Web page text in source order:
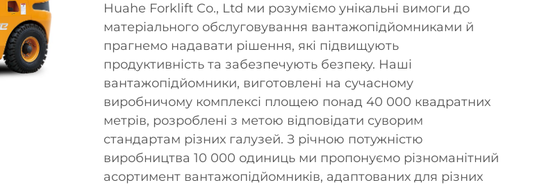
Huahe Forklift Co., Ltd ми розуміємо унікальні вимоги до
матеріального обслуговування вантажопідйомниками й
прагнемо надавати рішення, які підвищують
продуктивність та забезпечують безпеку. Наші
вантажопідйомники, виготовлені на сучасному
виробничому комплексі площею понад 40 000 квадратних
метрів, розроблені з метою відповідати суворим
стандартам різних галузей. З річною потужністю
виробництва 10 000 одиниць ми пропонуємо різноманітний
асортимент вантажопідйомників, адаптованих для різних